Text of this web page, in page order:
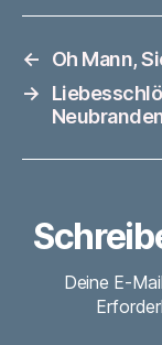
←
Oh Mann,
→
Deine E-